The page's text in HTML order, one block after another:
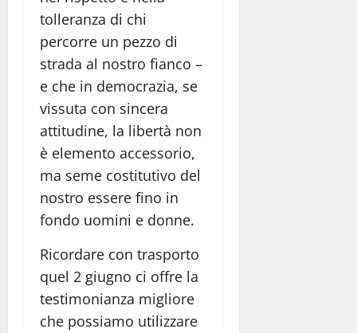
tolleranza di chi
percorre un pezzo di
strada al nostro fianco –
e che in democrazia, se
vissuta con sincera
attitudine, la libertà non
è elemento accessorio,
ma seme costitutivo del
nostro essere fino in
fondo uomini e donne.
Ricordare con trasporto
quel 2 giugno ci offre la
testimonianza migliore
che possiamo utilizzare